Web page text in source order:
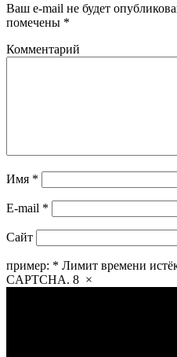
Ваш e-mail не будет
помечены *
Комментарий
Имя *
E-mail *
Сайт
пример: * Лимит времени
CAPTCHA. 8 ×